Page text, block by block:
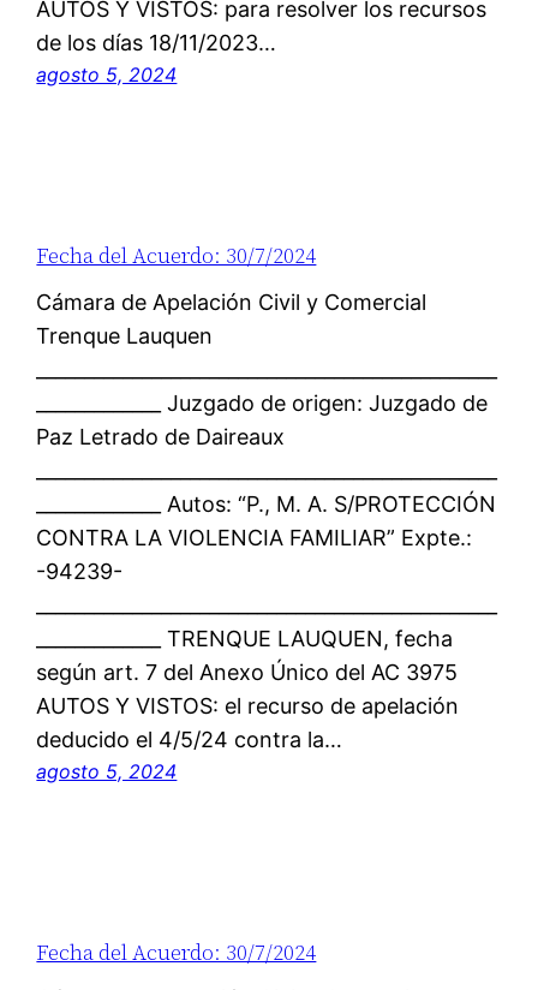
AUTOS Y VISTOS: para resolver los recursos
de los días 18/11/2023…
agosto 5, 2024
Fecha del Acuerdo: 30/7/2024
Cámara de Apelación Civil y Comercial
Trenque Lauquen
_____________ Juzgado de origen: Juzgado de
Paz Letrado de Daireaux
_____________ Autos: “P., M. A. S/PROTECCIÓN
CONTRA LA VIOLENCIA FAMILIAR” Expte.:
-94239-
_____________ TRENQUE LAUQUEN, fecha
según art. 7 del Anexo Único del AC 3975
AUTOS Y VISTOS: el recurso de apelación
deducido el 4/5/24 contra la…
agosto 5, 2024
Fecha del Acuerdo: 30/7/2024